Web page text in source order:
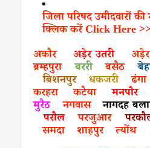
जिला परिषद उमीदवारों
क्लिक करें Click Here
अकौर अड़ेर उतरी
ब्रम्हपुराबररी बसैठ
बिशनपुर धकजरी
करहराकटैयामनपौर
मुरैठ नगवास नागदह
परौल परजुआर
समदा शाहपुरत्योंथ